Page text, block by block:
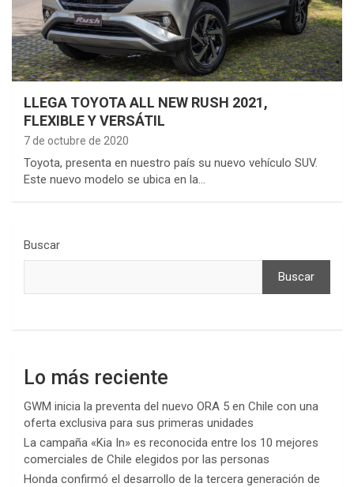
LLEGA TOYOTA ALL NEW RUSH 2021,
FLEXIBLE Y VERSÁTIL
7 de octubre de 2020
Toyota, presenta en nuestro país su nuevo vehículo SUV.
Este nuevo modelo se ubica en la…
Buscar
Buscar
Lo más reciente
GWM inicia la preventa del nuevo ORA 5 en Chile con una
oferta exclusiva para sus primeras unidades
La campaña «Kia In» es reconocida entre los 10 mejores
comerciales de Chile elegidos por las personas
Honda confirmó el desarrollo de la tercera generación de